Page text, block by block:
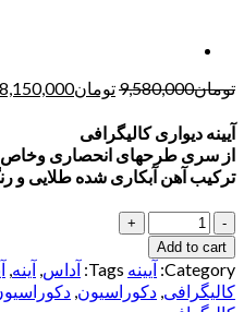
تومان9,580,000تومان8,150,000
آیینه دیواری کالیگرافی
از سری طرحهای انحصاری
ترکیب آهن آبکاری شده طلایی و
Quantity
Add to cart
Category: آیینه Tags: آداس, آینه,
کالیگرافی, دکوراسیون,